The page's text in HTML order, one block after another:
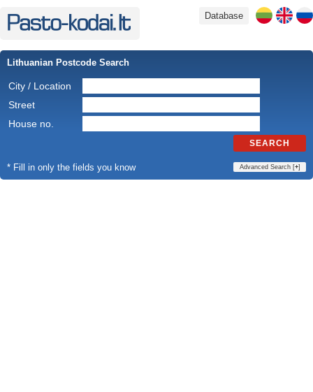
Database
Lithuanian Postcode Search
City / Location
Street
House no.
SEARCH
* Fill in only the fields you know Advanced Search [+]